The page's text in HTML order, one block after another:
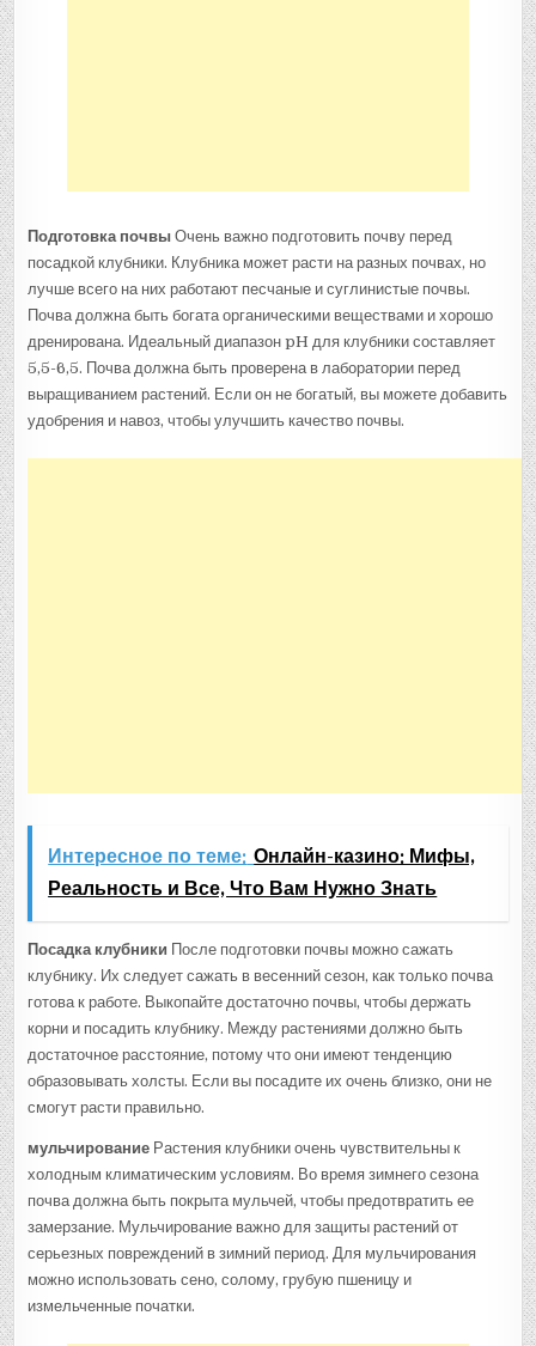
Подготовка почвыОчень важно подготовить почву перед
посадкой клубники. Клубника может расти на разных почвах, но
лучше всего на них работают песчаные и суглинистые почвы.
Почва должна быть богата органическими веществами и хорошо
дренирована. Идеальный диапазон pH для клубники составляет
5,5-6,5. Почва должна быть проверена в лаборатории перед
выращиванием растений. Если он не богатый, вы можете добавить
удобрения и навоз, чтобы улучшить качество почвы.
Интересное по теме: Онлайн-казино: Мифы,
Реальность и Все, Что Вам Нужно Знать
Посадка клубники После подготовки почвы можно сажать
клубнику. Их следует сажать в весенний сезон, как только почва
готова к работе. Выкопайте достаточно почвы, чтобы держать
корни и посадить клубнику. Между растениями должно быть
достаточное расстояние, потому что они имеют тенденцию
образовывать холсты. Если вы посадите их очень близко, они не
смогут расти правильно.
мульчирование Растения клубники очень чувствительны к
холодным климатическим условиям. Во время зимнего сезона
почва должна быть покрыта мульчей, чтобы предотвратить ее
замерзание. Мульчирование важно для защиты растений от
серьезных повреждений в зимний период. Для мульчирования
можно использовать сено, солому, грубую пшеницу и
измельченные початки.